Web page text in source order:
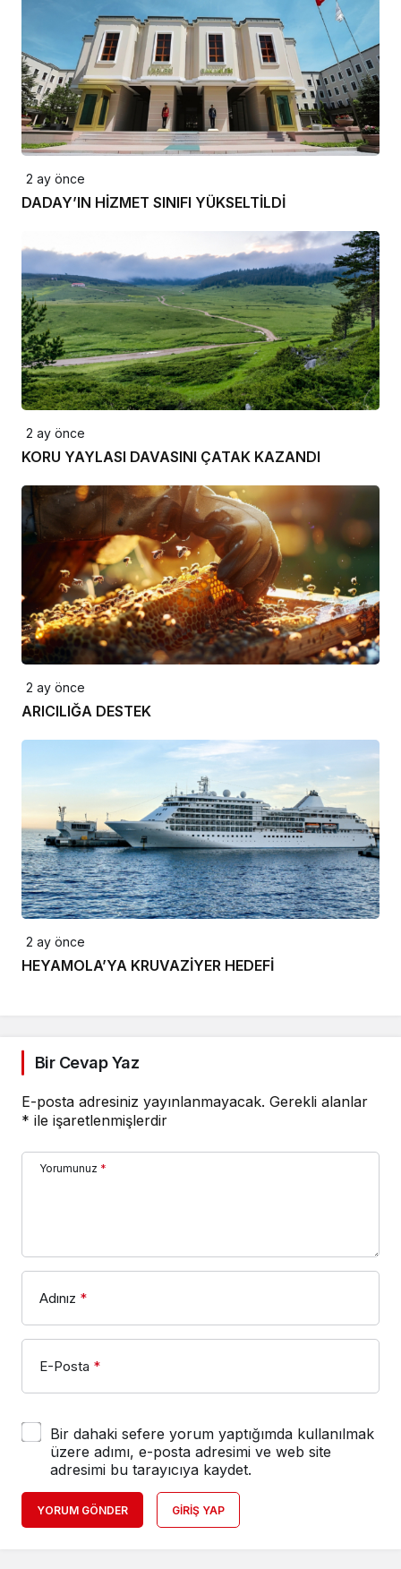
2 ay önce
DADAY’IN HİZMET SINIFI YÜKSELTİLDİ
2 ay önce
KORU YAYLASI DAVASINI ÇATAK KAZANDI
2 ay önce
ARICILIĞA DESTEK
2 ay önce
HEYAMOLA’YA KRUVAZİYER HEDEFİ
Bir Cevap Yaz
E-posta adresiniz yayınlanmayacak. Gerekli alanlar
* ile işaretlenmişlerdir
Yorumunuz *
Adınız *
E-Posta *
Bir dahaki sefere yorum yaptığımda kullanılmak
üzere adımı, e-posta adresimi ve web site
adresimi bu tarayıcıya kaydet.
YORUM GÖNDER GIRIŞ YAP